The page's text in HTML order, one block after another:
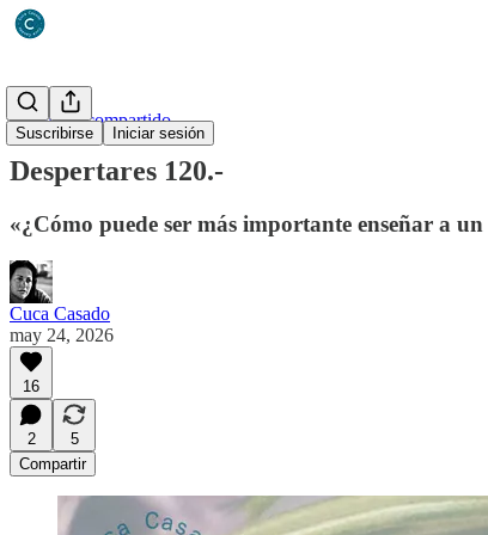
Suscribirse Iniciar sesión
Un diario compartido
Despertares 120.-
«¿Cómo puede ser más importante enseñar a
Cuca Casado
may 24, 2026
16
2
5
Compartir